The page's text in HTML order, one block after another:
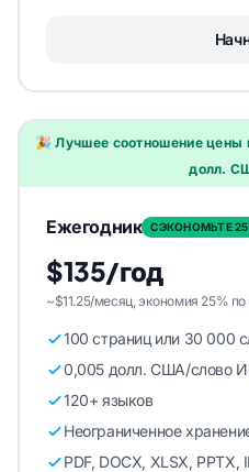
🎉 Лучшее соотношение цены
долл.
Ежегодник СЭКОНОМЬТЕ
$135/год
~$11.25/месяц, экономия 25%
100 страниц или 30 000
0,005 долл. США/слово
120+ языков
Неограниченное
PDF, DOCX, XLSX, PPTX,